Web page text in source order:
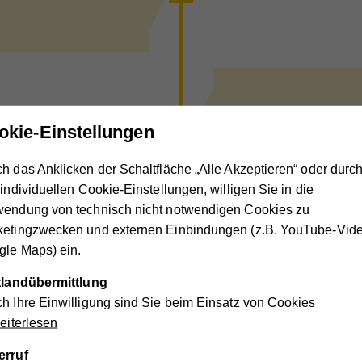
Elfriede
gewählt
Einstellungen
das Anklicken der Schaltfläche „Alle Akzeptieren“ oder durch
individuellen Cookie-Einstellungen, willigen Sie in die
von technisch nicht notwendigen Cookies zu
und externen Einbindungen (z.B. YouTube-
Maps) ein.
Ihre Einwilligung sind Sie beim Einsatz von Cookies